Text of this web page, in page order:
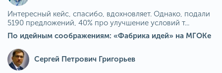
Интересный кейс, спасибо, вдохновляет. Однако, подали
5190 предложений, 40% про улучшение условий т...
По идейным соображениям: «Фабрика идей» на МГОКе
Сергей Петрович Григорьев